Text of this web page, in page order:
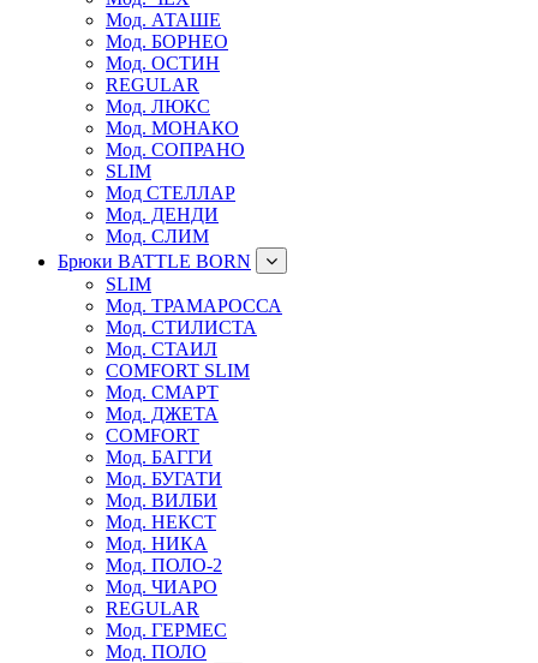
Мод. АТАШЕ
Мод. БОРНЕО
Мод. ОСТИН
REGULAR
Мод. ЛЮКС
Мод. МОНАКО
Мод. СОПРАНО
SLIM
Мод СТЕЛЛАР
Мод. ДЕНДИ
Мод. СЛИМ
Брюки BATTLE BORN
SLIM
Мод. ТРАМАРОССА
Мод. СТИЛИСТА
Мод. СТАИЛ
COMFORT SLIM
Мод. СМАРТ
Мод. ДЖЕТА
COMFORT
Мод. БАГГИ
Мод. БУГАТИ
Мод. ВИЛБИ
Мод. НЕКСТ
Мод. НИКА
Мод. ПОЛО-2
Мод. ЧИАРО
REGULAR
Мод. ГЕРМЕС
Мод. ПОЛО